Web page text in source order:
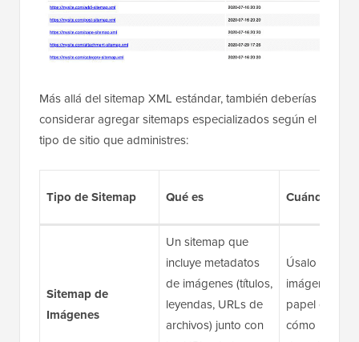
Más allá del sitemap XML estándar, también deberías
considerar agregar sitemaps especializados según el
tipo de sitio que administres:
Tipo de Sitemap Qué es Cuándo
Sitemap de
Imágenes
Un sitemap que
incluye metadatos
de imágenes (títulos,
leyendas, URLs de
archivos) junto con
Úsalo si las
imágenes
papel clave
cómo los